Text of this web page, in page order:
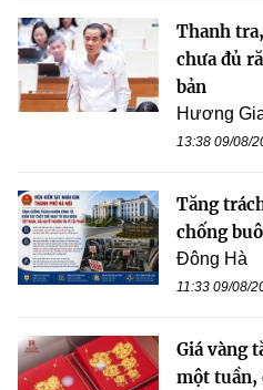
Thanh
chưa đủ
bản
Hương
13:38 09/08/
Tăng
chống
Đông Hà
11:33 09/08/
Giá vàng
một tuần,